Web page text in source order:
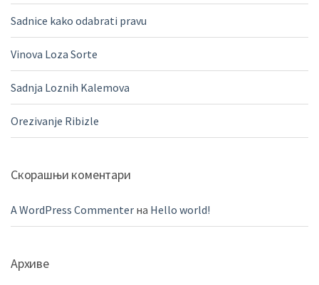
Sadnice kako odabrati pravu
Vinova Loza Sorte
Sadnja Loznih Kalemova
Orezivanje Ribizle
Скорашњи коментари
A WordPress Commenter на Hello world!
Архиве